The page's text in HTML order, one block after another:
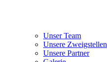
Unser Team
Unsere Zweigstellen
Unsere Partner